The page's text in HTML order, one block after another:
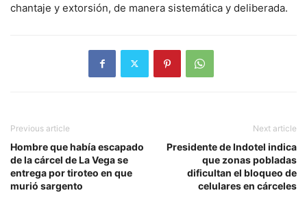
chantaje y extorsión, de manera sistemática y deliberada.
Previous article
Hombre que había escapado
de la cárcel de La Vega se
entrega por tiroteo en que
murió sargento
Next article
Presidente de Indotel indica
que zonas pobladas
dificultan el bloqueo de
celulares en cárceles